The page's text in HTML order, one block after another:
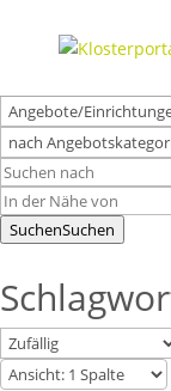
SuchenSuchen